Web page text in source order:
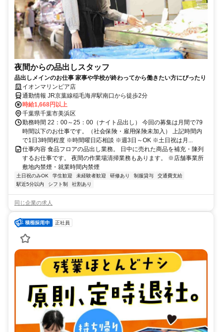
夜間からの品出しスタッフ
品出しメインのお仕事 家事や学校が終わってから働きたい方にぴったり
イオンマリンピア店
通勤情報 JR京葉線稲毛海岸駅南口から徒歩2分
時給1,668円以上
千葉県千葉市美浜区
勤務時間 22：00～25：00（ナイト品出し） 今回の募集は月間で79
時間以下のお仕事です。（社会保険・雇用保険未加入） 上記時間内
で1日3時間程度 ※時間曜日応相談 ※週3日～OK ※土日祝は月...
仕事内容 食品フロアの品出し業務。 日中に売れた商品を補充・陳列
するお仕事です。 夜間の作業場清掃業務もあります。 ※店舗事業所
敷地内禁煙・就業時間内禁煙
土日祝のみOK 学生歓迎 未経験者歓迎 研修あり 制服貸与
交通費支給
駅近5分以内
シフト制 社割あり
同じ企業の求人
正社員